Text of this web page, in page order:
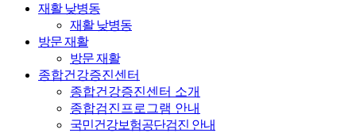
재활 낮병동
재활 낮병동
방문 재활
방문 재활
종합건강증진센터
종합건강증진센터 소개
종합검진프로그램 안내
국민건강보험공단검진 안내